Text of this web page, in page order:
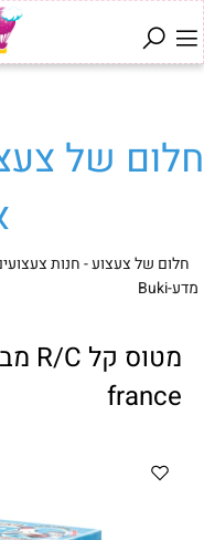
חלום של
חלום של צעצוע - חנות
מדע-Buki
france